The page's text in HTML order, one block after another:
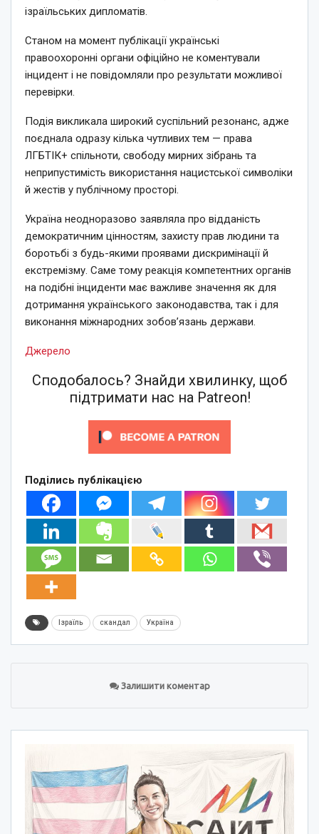
ізраїльських дипломатів.
Станом на момент публікації українські
правоохоронні органи офіційно не коментували
інцидент і не повідомляли про результати можливої
перевірки.
Подія викликала широкий суспільний резонанс, адже
поєднала одразу кілька чутливих тем — права
ЛГБТІК+ спільноти, свободу мирних зібрань та
неприпустимість використання нацистської символіки
й жестів у публічному просторі.
Україна неодноразово заявляла про відданість
демократичним цінностям, захисту прав людини та
боротьбі з будь-якими проявами дискримінації й
екстремізму. Саме тому реакція компетентних органів
на подібні інциденти має важливе значення як для
дотримання українського законодавства, так і для
виконання міжнародних зобов’язань держави.
Джерело
Сподобалось? Знайди хвилинку, щоб
підтримати нас на Patreon!
Поділись публікацією
Ізраїль скандал Україна
Залишити коментар